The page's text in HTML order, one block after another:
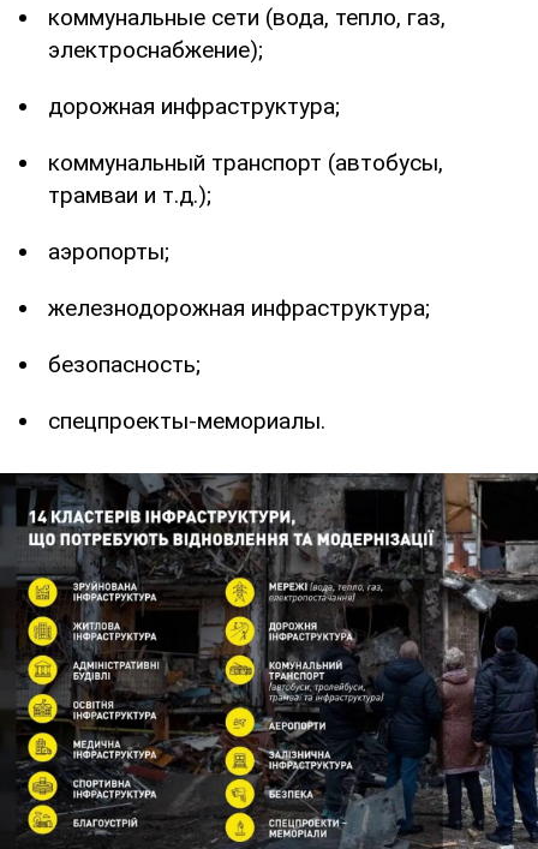
коммунальные сети (вода, тепло, газ,
электроснабжение);
дорожная инфраструктура;
коммунальный транспорт (автобусы,
трамваи и т.д.);
аэропорты;
железнодорожная инфраструктура;
безопасность;
спецпроекты-мемориалы.